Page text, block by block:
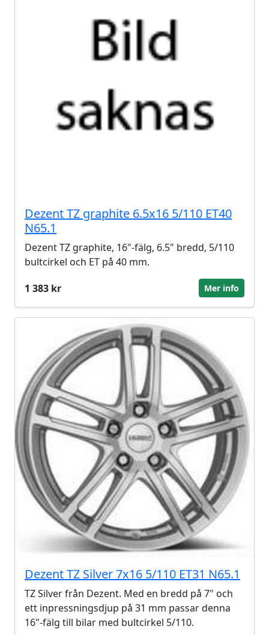
Dezent TZ graphite 6.5x16 5/110 ET40
N65.1
Dezent TZ graphite, 16"-fälg, 6.5" bredd, 5/110
bultcirkel och ET på 40 mm.
1 383 kr
Mer info
Dezent TZ Silver 7x16 5/110 ET31 N65.1
TZ Silver från Dezent. Med en bredd på 7" och
ett inpressningsdjup på 31 mm passar denna
16"-fälg till bilar med bultcirkel 5/110.